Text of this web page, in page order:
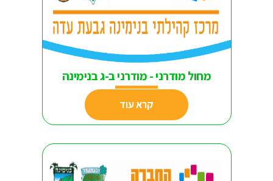
מחול מודרני - מודרני ב-ג בנימינה
קרא עוד